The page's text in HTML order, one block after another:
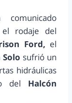
rodaje del
Ford, el
Solo sufrió un
hidráulicas
del Halcón